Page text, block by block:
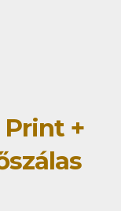
Print +